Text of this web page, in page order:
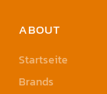
ABOUT
Startseite
Brands